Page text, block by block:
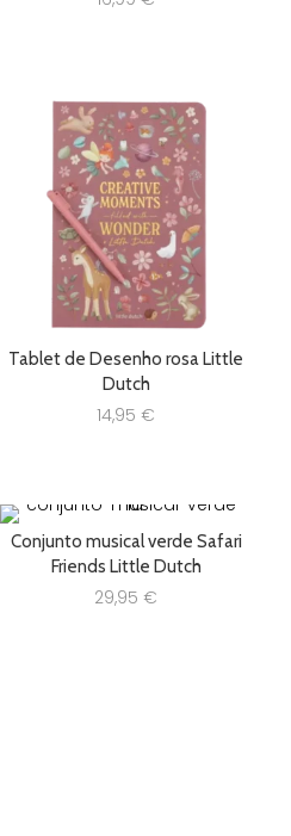
Tablet de Desenho rosa Little
Dutch
14,95 €
Conjunto musical verde Safari
Friends Little Dutch
29,95 €